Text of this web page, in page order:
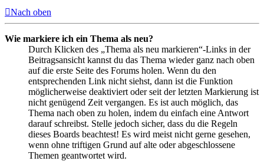
Nach oben
Wie markiere ich ein Thema als neu?
Durch Klicken des „Thema als neu markieren“-Links in der
Beitragsansicht kannst du das Thema wieder ganz nach oben
auf die erste Seite des Forums holen. Wenn du den
entsprechenden Link nicht siehst, dann ist die Funktion
möglicherweise deaktiviert oder seit der letzten Markierung ist
nicht genügend Zeit vergangen. Es ist auch möglich, das
Thema nach oben zu holen, indem du einfach eine Antwort
darauf schreibst. Stelle jedoch sicher, dass du die Regeln
dieses Boards beachtest! Es wird meist nicht gerne gesehen,
wenn ohne triftigen Grund auf alte oder abgeschlossene
Themen geantwortet wird.